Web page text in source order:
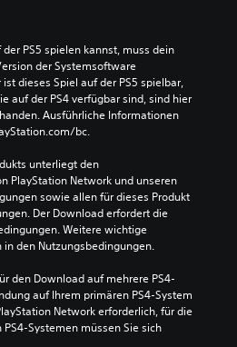
PS5 spielen kannst, muss dein
der Systemsoftware
dieses Spiel auf der PS5 spielbar,
auf der PS4 verfügbar sind, sind hier
Ausführliche Informationen
bc.
unterliegt den
PlayStation Network und unseren
sowie allen für dieses Produkt
Der Download erfordert die
Weitere wichtige
den Nutzungsbedingungen.
den Download auf mehrere PS4-
auf Ihrem primären PS4-System
Network erforderlich, für die
Systemen müssen Sie sich